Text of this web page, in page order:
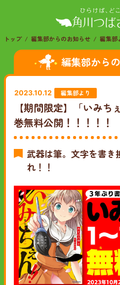
トップ 編集部からのお知らせ 編集部
編集部から
2023.10.12 編集部より
【期間限定】「いみ
巻無料公開！！！！！
武器は筆。文字を書き
れ！！